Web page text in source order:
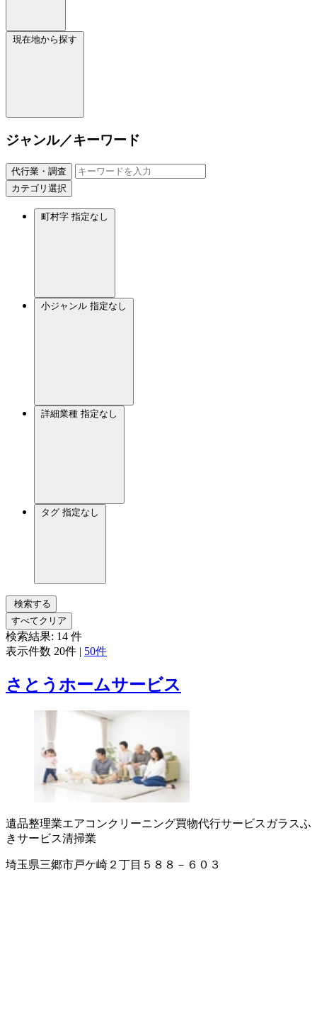
現在地から探す
ジャンル／キーワード
代行業・調査
カテゴリ選択
町村字 指定なし
小ジャンル 指定なし
詳細業種 指定なし
タグ 指定なし
検索する
すべてクリア
検索結果: 14 件
表示件数 20件 | 50件
さとうホームサービス
遺品整理業エアコンクリーニング買物代行サービス ガラスふ
きサービス清掃業
埼玉県三郷市戸ケ崎２丁目５８８－６０３